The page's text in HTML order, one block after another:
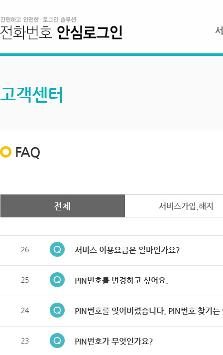
고객센터
FAQ
전체 서비스가입,해지
26 서비스 이용요금은 얼마인가요?
25 PIN번호를 변경하고 싶어요.
24 PIN번호를 잊어버렸습니다. PIN번호 찾기는
23 PIN번호가 무엇인가요?